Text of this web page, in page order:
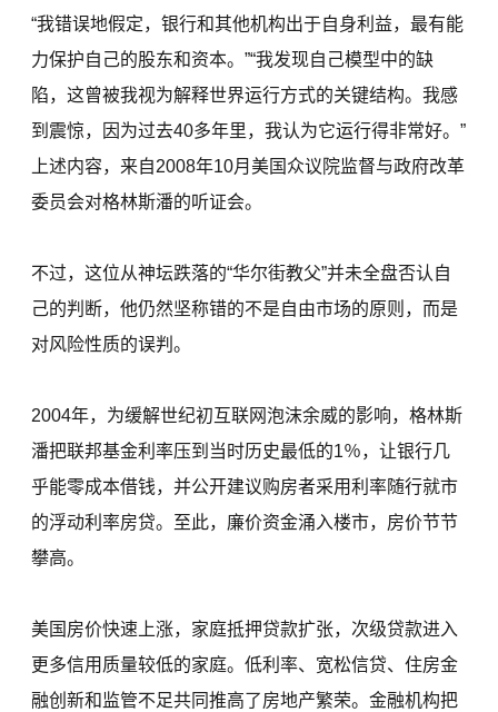
“我错误地假定，银行和其他机构出于自身利益，最有能
力保护自己的股东和资本。”“我发现自己模型中的缺
陷，这曾被我视为解释世界运行方式的关键结构。我感
到震惊，因为过去40多年里，我认为它运行得非常好。”
上述内容，来自2008年10月美国众议院监督与政府改革
委员会对格林斯潘的听证会。
不过，这位从神坛跌落的“华尔街教父”并未全盘否认自
己的判断，他仍然坚称错的不是自由市场的原则，而是
对风险性质的误判。
2004年，为缓解世纪初互联网泡沫余威的影响，格林斯
潘把联邦基金利率压到当时历史最低的1％，让银行几
乎能零成本借钱，并公开建议购房者采用利率随行就市
的浮动利率房贷。至此，廉价资金涌入楼市，房价节节
攀高。
美国房价快速上涨，家庭抵押贷款扩张，次级贷款进入
更多信用质量较低的家庭。低利率、宽松信贷、住房金
融创新和监管不足共同推高了房地产繁荣。金融机构把